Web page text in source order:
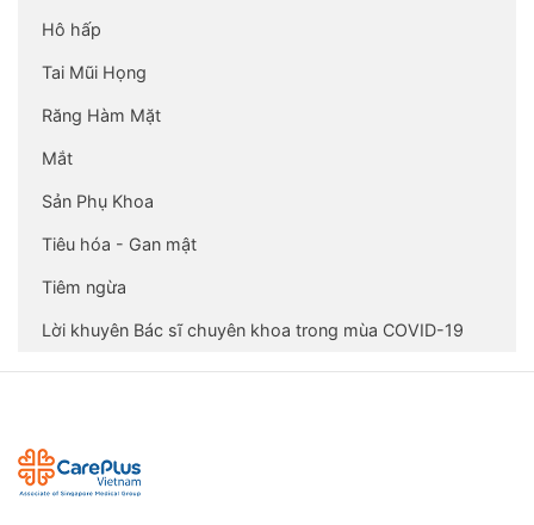
Hô hấp
Tai Mũi Họng
Răng Hàm Mặt
Mắt
Sản Phụ Khoa
Tiêu hóa - Gan mật
Tiêm ngừa
Lời khuyên Bác sĩ chuyên khoa trong mùa COVID-19